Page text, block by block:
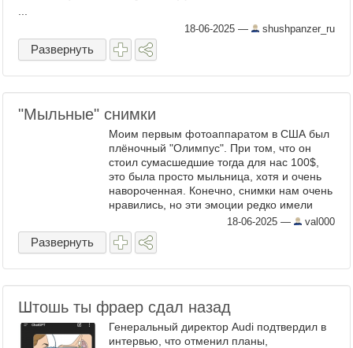
18-06-2025 — shushpanzer_ru
Развернуть
"Мыльные" снимки
Моим первым фотоаппаратом в США был
плёночный "Олимпус". При том, что он
стоил сумасшедшие тогда для нас 100$,
это была просто мыльница, хотя и очень
навороченная. Конечно, снимки нам очень
нравились, но эти эмоции редко имели
отношение к качеству или смыслу снимка.
Я порылся в наших ...
18-06-2025 — val000
Развернуть
Штошь ты фраер сдал назад
Генеральный директор Audi подтвердил в
интервью, что отменил планы,